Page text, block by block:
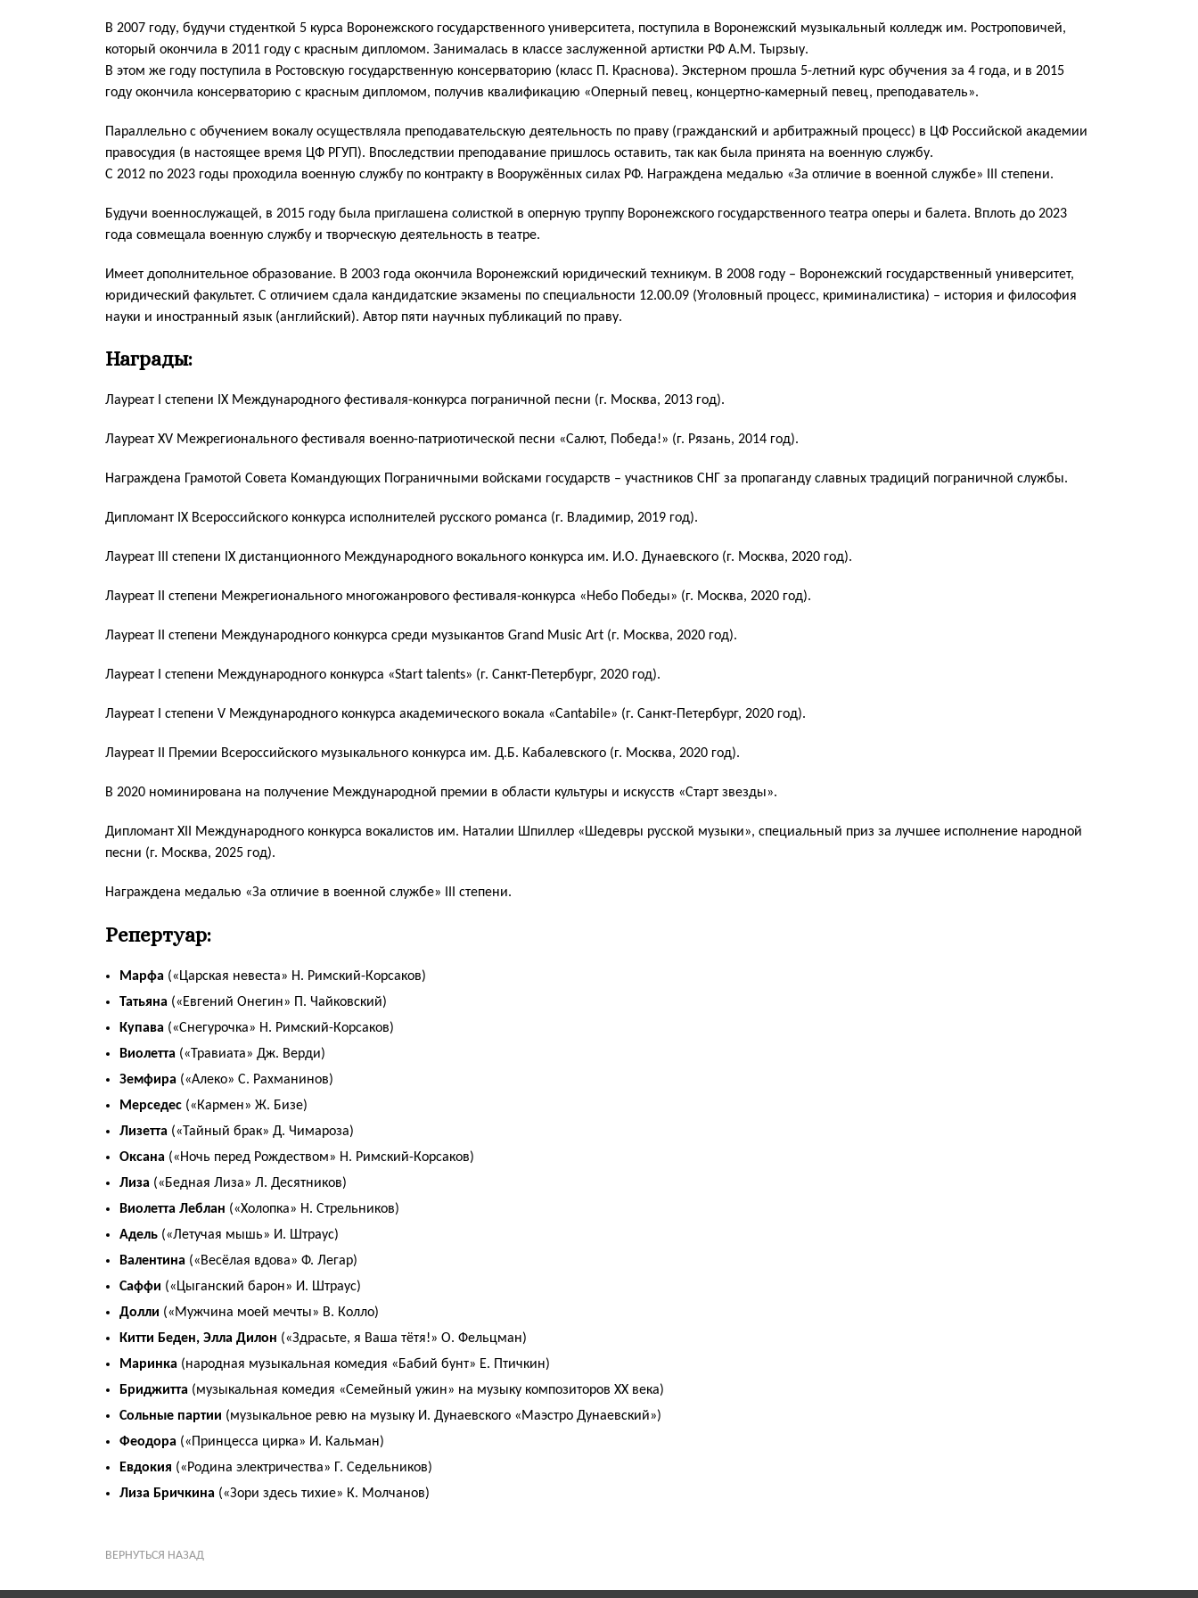
В 2007 году, будучи студенткой 5 курса Воронежского государственного университета, поступила в Воронежский музыкальный колледж им. Ростроповичей,
который окончила в 2011 году с красным дипломом. Занималась в классе заслуженной артистки РФ А.М. Тырзыу.
В этом же году поступила в Ростовскую государственную консерваторию (класс П. Краснова). Экстерном прошла 5-летний курс обучения за 4 года, и в 2015
году окончила консерваторию с красным дипломом, получив квалификацию «Оперный певец, концертно-камерный певец, преподаватель».
Параллельно с обучением вокалу осуществляла преподавательскую деятельность по праву (гражданский и арбитражный процесс) в ЦФ Российской академии
правосудия (в настоящее время ЦФ РГУП). Впоследствии преподавание пришлось оставить, так как была принята на военную службу.
С 2012 по 2023 годы проходила военную службу по контракту в Вооружённых силах РФ. Награждена медалью «За отличие в военной службе» III степени.
Будучи военнослужащей, в 2015 году была приглашена солисткой в оперную труппу Воронежского государственного театра оперы и балета. Вплоть до 2023
года совмещала военную службу и творческую деятельность в театре.
Имеет дополнительное образование. В 2003 года окончила Воронежский юридический техникум. В 2008 году – Воронежский государственный университет,
юридический факультет. С отличием сдала кандидатские экзамены по специальности 12.00.09 (Уголовный процесс, криминалистика) – история и философия
науки и иностранный язык (английский). Автор пяти научных публикаций по праву.
Награды:
Лауреат I степени IX Международного фестиваля-конкурса пограничной песни (г. Москва, 2013 год).
Лауреат XV Межрегионального фестиваля военно-патриотической песни «Салют, Победа!» (г. Рязань, 2014 год).
Награждена Грамотой Совета Командующих Пограничными войсками государств – участников СНГ за пропаганду славных традиций пограничной службы.
Дипломант IX Всероссийского конкурса исполнителей русского романса (г. Владимир, 2019 год).
Лауреат III степени IX дистанционного Международного вокального конкурса им. И.О. Дунаевского (г. Москва, 2020 год).
Лауреат II степени Межрегионального многожанрового фестиваля-конкурса «Небо Победы» (г. Москва, 2020 год).
Лауреат II степени Международного конкурса среди музыкантов Grand Music Art (г. Москва, 2020 год).
Лауреат I степени Международного конкурса «Start talents» (г. Санкт-Петербург, 2020 год).
Лауреат I степени V Международного конкурса академического вокала «Cantabile» (г. Санкт-Петербург, 2020 год).
Лауреат II Премии Всероссийского музыкального конкурса им. Д.Б. Кабалевского (г. Москва, 2020 год).
В 2020 номинирована на получение Международной премии в области культуры и искусств «Старт звезды».
Дипломант XII Международного конкурса вокалистов им. Наталии Шпиллер «Шедевры русской музыки», специальный приз за лучшее исполнение народной
песни (г. Москва, 2025 год).
Награждена медалью «За отличие в военной службе» III степени.
Репертуар:
Марфа («Царская невеста» Н. Римский-Корсаков)
Татьяна («Евгений Онегин» П. Чайковский)
Купава («Снегурочка» Н. Римский-Корсаков)
Виолетта («Травиата» Дж. Верди)
Земфира («Алеко» С. Рахманинов)
Мерседес («Кармен» Ж. Бизе)
Лизетта («Тайный брак» Д. Чимароза)
Оксана («Ночь перед Рождеством» Н. Римский-Корсаков)
Лиза («Бедная Лиза» Л. Десятников)
Виолетта Леблан («Холопка» Н. Стрельников)
Адель («Летучая мышь» И. Штраус)
Валентина («Весёлая вдова» Ф. Легар)
Саффи («Цыганский барон» И. Штраус)
Долли («Мужчина моей мечты» В. Колло)
Китти Беден, Элла Дилон («Здрасьте, я Ваша тётя!» О. Фельцман)
Маринка (народная музыкальная комедия «Бабий бунт» Е. Птичкин)
Бриджитта (музыкальная комедия «Семейный ужин» на музыку композиторов XX века)
Сольные партии (музыкальное ревю на музыку И. Дунаевского «Маэстро Дунаевский»)
Феодора («Принцесса цирка» И. Кальман)
Евдокия («Родина электричества» Г. Седельников)
Лиза Бричкина («Зори здесь тихие» К. Молчанов)
ВЕРНУТЬСЯ НАЗАД